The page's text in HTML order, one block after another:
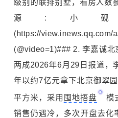
级别的联排别墅，看房人数
源:小砚
(https://view.inews.qq.com/
(@video=1)### 2. 李嘉诚
两成2026年6月29日报道，
年以约7亿元拿下北京御翠
平方米，采用 囤地捂盘
模
销售仍遇冷，多次开盘去化